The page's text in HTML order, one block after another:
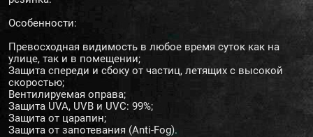
Особенности:
Превосходная видимость в любое время суток как на
улице, так и в помещении;
Защита спереди и сбоку от частиц, летящих с высокой
скоростью;
Вентилируемая оправа;
Защита UVA, UVB и UVC: 99%;
Защита от царапин;
Защита от запотевания (Anti-Fog).